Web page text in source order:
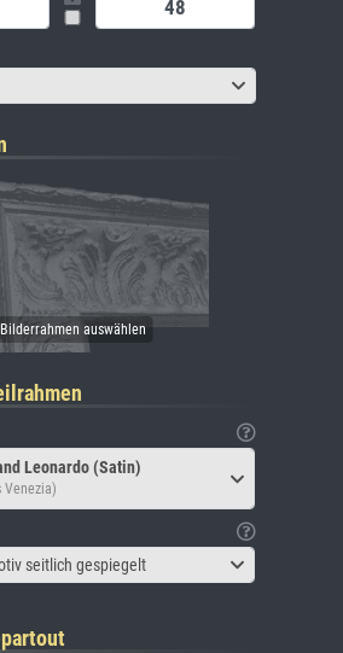
Leonardo (Satin)
Venezia)
seitlich gespiegelt